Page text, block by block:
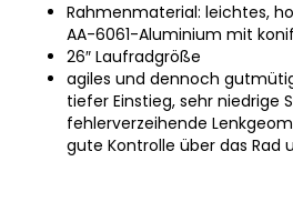
Rahmenmaterial: leichtes,
AA-6061-Aluminium mit
26″ Laufradgröße
agiles und dennoch
tiefer Einstieg, sehr niedrige
fehlerverzeihende
gute Kontrolle über das Rad